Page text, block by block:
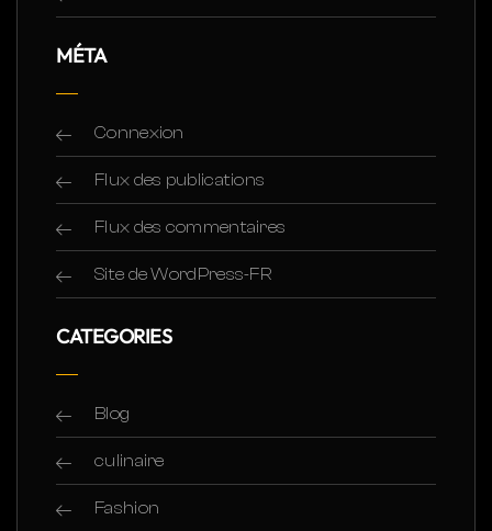
MÉTA
Connexion
Flux des publications
Flux des commentaires
Site de WordPress-FR
CATEGORIES
Blog
culinaire
Fashion